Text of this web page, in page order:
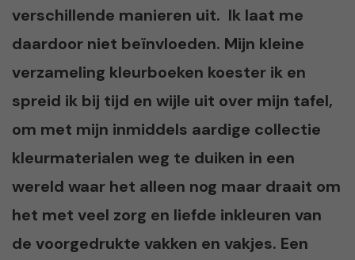
verschillende manieren uit. Ik laat me
daardoor niet beïnvloeden. Mijn kleine
verzameling kleurboeken koester ik en
spreid ik bij tijd en wijle uit over mijn tafel,
om met mijn inmiddels aardige collectie
kleurmaterialen weg te duiken in een
wereld waar het alleen nog maar draait om
het met veel zorg en liefde inkleuren van
de voorgedrukte vakken en vakjes. Een